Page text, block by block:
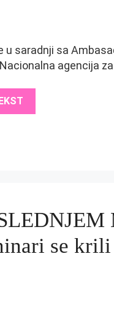
saradnji sa
agencija
se